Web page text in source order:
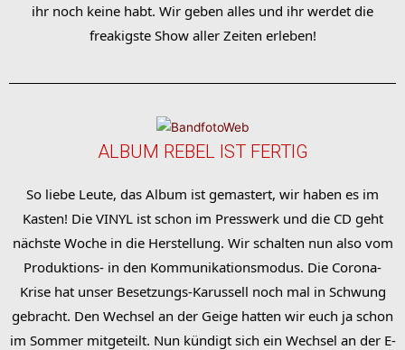
ihr noch keine habt. Wir geben alles und ihr werdet die
freakigste Show aller Zeiten erleben!
ALBUM REBEL IST FERTIG
So liebe Leute, das Album ist gemastert, wir haben es im
Kasten! Die VINYL ist schon im Presswerk und die CD geht
nächste Woche in die Herstellung. Wir schalten nun also vom
Produktions- in den Kommunikationsmodus. Die Corona-
Krise hat unser Besetzungs-Karussell noch mal in Schwung
gebracht. Den Wechsel an der Geige hatten wir euch ja schon
im Sommer mitgeteilt. Nun kündigt sich ein Wechsel an der E-